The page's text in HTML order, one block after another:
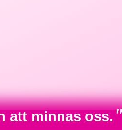
att minnas oss.